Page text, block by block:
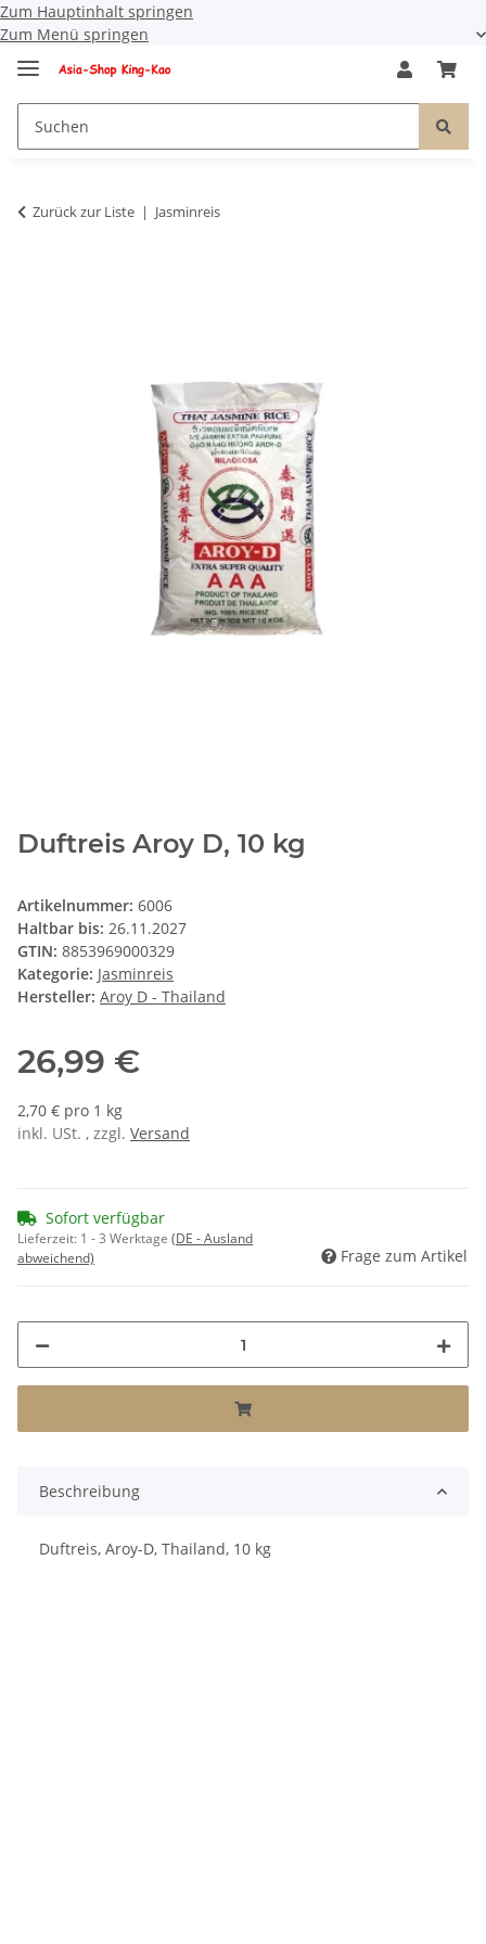
Zum Hauptinhalt springen
Zum Menü springen
Zurück zur Liste Jasminreis
Duftreis Aroy D, 10 kg
Artikelnummer: 6006
Haltbar bis: 26.11.2027
GTIN: 8853969000329
Kategorie: Jasminreis
Hersteller: Aroy D - Thailand
26,99 €
2,70 € pro 1 kg
inkl. USt. , zzgl. Versand
Sofort verfügbar
Lieferzeit: 1 - 3 Werktage (DE - Ausland
abweichend)
Frage zum Artikel
Beschreibung
Duftreis, Aroy-D, Thailand, 10 kg